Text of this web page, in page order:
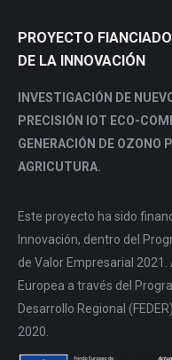
PROYECTO
DE LA INNOVACIÓN
INVESTIGACIÓN DE
PRECISIÓN IOT ECO-
GENERACIÓN DE OZONO
AGRICUTURA.
Este proyecto ha sido
Innovación, dentro del
de Valor Empresarial
Europea a través del
Desarrollo Regional
2020.